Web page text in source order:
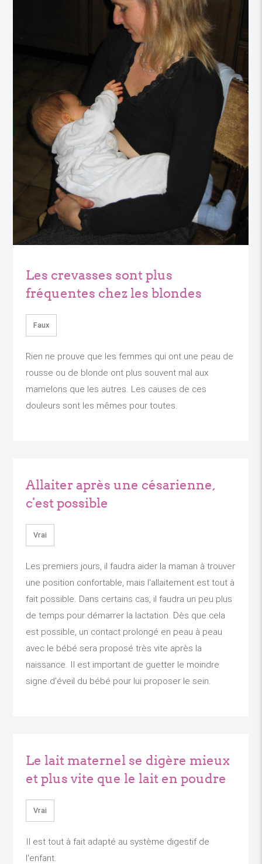
Les crevasses sont plus
fréquentes chez les blondes
Faux
Rien ne prouve que les femmes qui ont une peau de
rousse ou de blonde ont plus souvent mal aux
mamelons que les autres. Les causes de ces
douleurs sont les mêmes pour toutes.
Allaiter après une césarienne,
c'est possible
Vrai
Les premiers jours, il faudra aider la maman à trouver
une position confortable, mais l'allaitement est tout à
fait possible. Dans certains cas, il faudra un peu plus
de temps pour démarrer la lactation. Dès que cela
est possible, un contact prolongé en peau à peau
avec le bébé sera proposé très vite après la
naissance. Il est important de guetter le moindre
signe d'éveil du bébé pour lui proposer le sein.
Le lait maternel se digère mieux
et plus vite que le lait en poudre
Vrai
Il est tout à fait adapté au système digestif de
l'enfant.